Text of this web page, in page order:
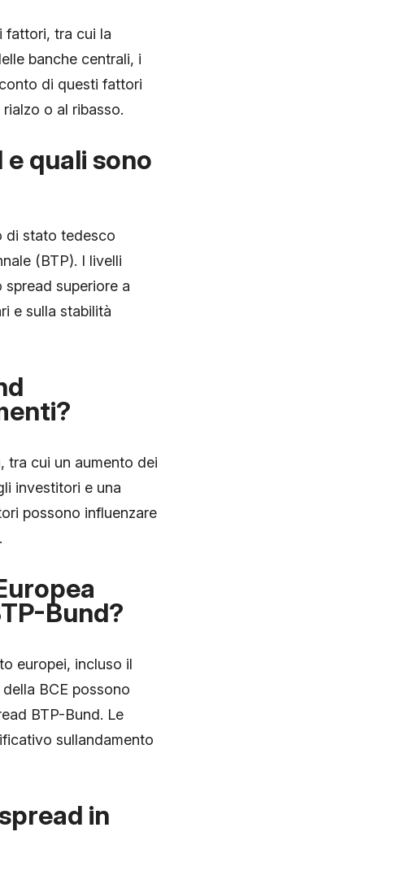
fattori, tra cui la
banche centrali, i
di questi fattori
o al ribasso.
quali sono
di stato tedesco
(BTP). I livelli
superiore a
e sulla stabilità
tra cui un aumento dei
investitori e una
possono influenzare
Bund?
europei, incluso il
BCE possono
BTP-Bund. Le
sullandamento
in